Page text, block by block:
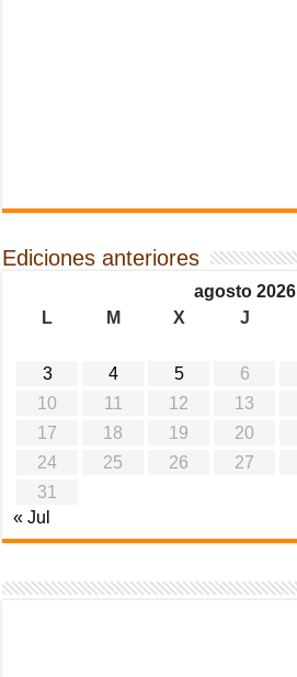
Ediciones anteriores
agosto 2026
L
M X J
3
4 5 6
10
11 12 13
17
18 19 20
24
25 26 27
31
« Jul